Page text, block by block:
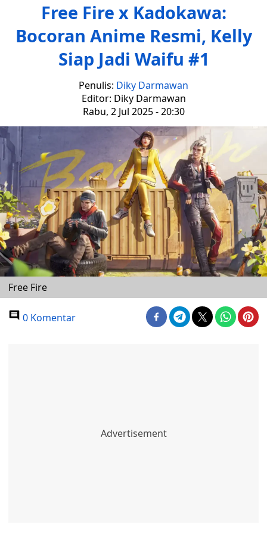
Free Fire x Kadokawa:
Bocoran Anime Resmi, Kelly
Siap Jadi Waifu #1
Penulis: Diky Darmawan
Editor: Diky Darmawan
Rabu, 2 Jul 2025 - 20:30
Free Fire
0 Komentar